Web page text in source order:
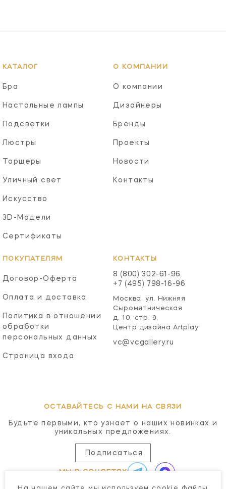
КАТАЛОГ
Бра
Настольные лампы
Подсветки
Люстры
Торшеры
Уличный свет
Искусство
3D-Модели
Сертификаты
О КОМПАНИИ
О компании
Дизайнеры
Бренды
Проекты
Новости
Контакты
ПОКУПАТЕЛЯМ
Договор-Оферта
Оплата и доставка
Политика в отношении
обработки
персональных данных
Страница входа
КОНТАКТЫ
8 (800) 302-61-96
+7 (495) 798-16-96
Москва, ул. Нижняя
Сыромятническая
д. 10, стр. 9,
Центр дизайна Artplay
vc@vcgallery.ru
ОСТАВАЙТЕСЬ С НАМИ НА СВЯЗИ
Будьте первыми, кто узнает о наших новинках и
уникальных предложениях.
Подписаться
МЫ В СОЦСЕТЯХ